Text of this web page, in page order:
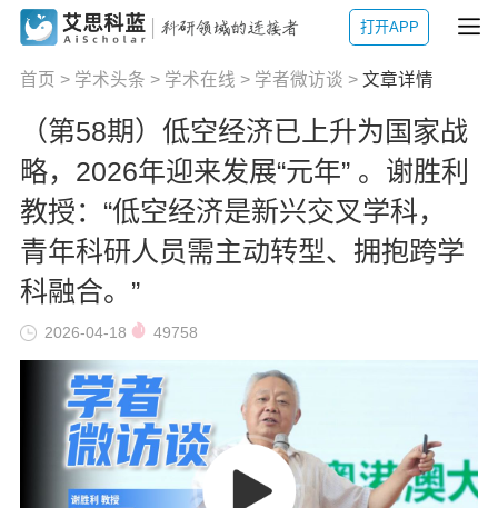
打开APP
首页 > 学术头条 > 学术在线 > 学者微访谈 > 文章详情
（第58期）低空经济已上升为国家战
略，2026年迎来发展“元年” 。谢胜利
教授：“低空经济是新兴交叉学科，
青年科研人员需主动转型、拥抱跨学
科融合。”
2026-04-18 49758